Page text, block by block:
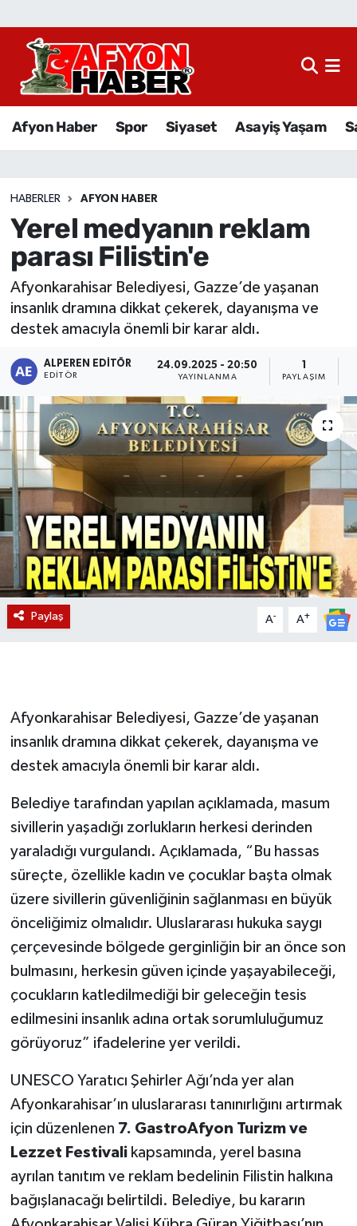
Afyon Haber Spor Siyaset Asayiş Yaşam
HABERLER AFYON HABER
Yerel medyanın reklam
parası Filistin'e
Afyonkarahisar Belediyesi, Gazze’de yaşanan
insanlık dramına dikkat çekerek, dayanışma ve
destek amacıyla önemli bir karar aldı.
ALPEREN EDITÖR
EDITÖR
24.09.2025 - 20:50
YAYINLANMA PAYLAŞIM
Paylaş A- A+
Afyonkarahisar Belediyesi, Gazze’de yaşanan
insanlık dramına dikkat çekerek, dayanışma ve
destek amacıyla önemli bir karar aldı.
Belediye tarafından yapılan açıklamada, masum
sivillerin yaşadığı zorlukların herkesi derinden
yaraladığı vurgulandı. Açıklamada, “Bu hassas
süreçte, özellikle kadın ve çocuklar başta olmak
üzere sivillerin güvenliğinin sağlanması en büyük
önceliğimiz olmalıdır. Uluslararası hukuka saygı
çerçevesinde bölgede gerginliğin bir an önce son
bulmasını, herkesin güven içinde yaşayabileceği,
çocukların katledilmediği bir geleceğin tesis
edilmesini insanlık adına ortak sorumluluğumuz
görüyoruz” ifadelerine yer verildi.
UNESCO Yaratıcı Şehirler Ağı’nda yer alan
Afyonkarahisar’ın uluslararası tanınırlığını artırmak
için düzenlenen 7. GastroAfyon Turizm ve
Lezzet Festivalikapsamında, yerel basına
ayrılan tanıtım ve reklam bedelinin Filistin halkına
bağışlanacağı belirtildi. Belediye, bu kararın
Afyon Haber
Sağlık
Eğitim
Sivil Toplum
Etkinlikler